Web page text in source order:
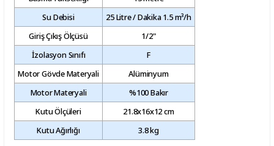
Su Debisi
25 Litre / Dakika 1.5 m³/h
Giriş Çıkış Ölçüsü
1/2"
İzolasyon Sınıfı
F
Motor Gövde Materyali
Alüminyum
Motor Materyali
%100 Bakır
Kutu Ölçüleri
21.8x16x12 cm
Kutu Ağırlığı
3.8 kg